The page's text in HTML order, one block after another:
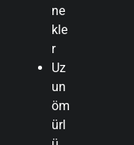
ne
kle
r
Uz
un
öm
ürl